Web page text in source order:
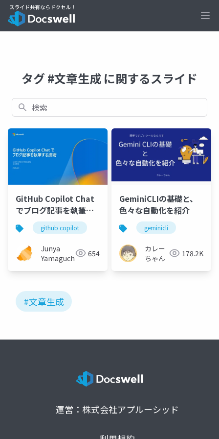
タグ #文章生成 に関するスライド
検索
GitHub Copilot Chat
でブログ記事を執筆す
る技術 github copilot
Junya
Yamaguchi
654
GeminiCLIの基礎と、
色々な自動化を紹介
geminicli
カレー
ちゃん
178.2K
#文章生成
運営：株式会社アプルーシッド